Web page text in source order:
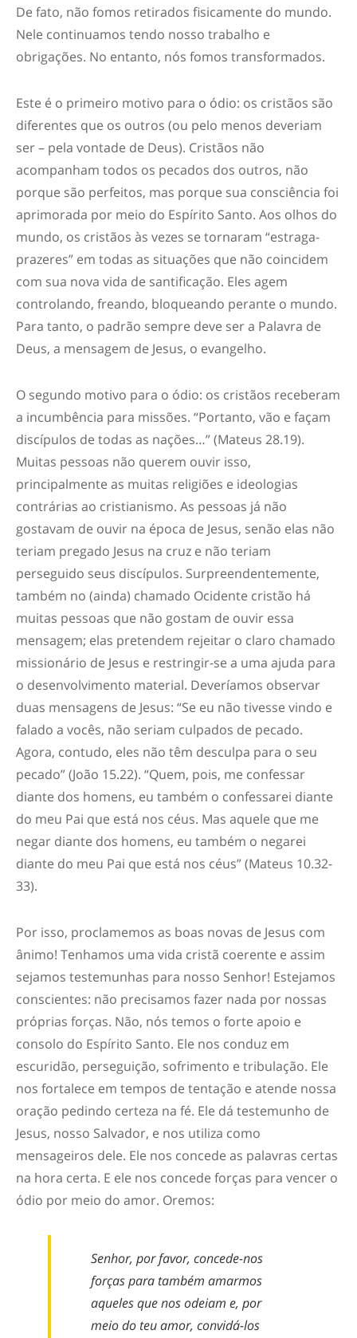
De fato, não fomos retirados fisicamente do mundo.
Nele continuamos tendo nosso trabalho e
obrigações. No entanto, nós fomos transformados.
Este é o primeiro motivo para o ódio: os cristãos são
diferentes que os outros (ou pelo menos deveriam
ser – pela vontade de Deus). Cristãos não
acompanham todos os pecados dos outros, não
porque são perfeitos, mas porque sua consciência foi
aprimorada por meio do Espírito Santo. Aos olhos do
mundo, os cristãos às vezes se tornaram “estraga-
prazeres” em todas as situações que não coincidem
com sua nova vida de santificação. Eles agem
controlando, freando, bloqueando perante o mundo.
Para tanto, o padrão sempre deve ser a Palavra de
Deus, a mensagem de Jesus, o evangelho.
O segundo motivo para o ódio: os cristãos receberam
a incumbência para missões. “Portanto, vão e façam
discípulos de todas as nações…” (Mateus 28.19).
Muitas pessoas não querem ouvir isso,
principalmente as muitas religiões e ideologias
contrárias ao cristianismo. As pessoas já não
gostavam de ouvir na época de Jesus, senão elas não
teriam pregado Jesus na cruz e não teriam
perseguido seus discípulos. Surpreendentemente,
também no (ainda) chamado Ocidente cristão há
muitas pessoas que não gostam de ouvir essa
mensagem; elas pretendem rejeitar o claro chamado
missionário de Jesus e restringir-se a uma ajuda para
o desenvolvimento material. Deveríamos observar
duas mensagens de Jesus: “Se eu não tivesse vindo e
falado a vocês, não seriam culpados de pecado.
Agora, contudo, eles não têm desculpa para o seu
pecado” (João 15.22). “Quem, pois, me confessar
diante dos homens, eu também o confessarei diante
do meu Pai que está nos céus. Mas aquele que me
negar diante dos homens, eu também o negarei
diante do meu Pai que está nos céus” (Mateus 10.32-
33).
Por isso, proclamemos as boas novas de Jesus com
ânimo! Tenhamos uma vida cristã coerente e assim
sejamos testemunhas para nosso Senhor! Estejamos
conscientes: não precisamos fazer nada por nossas
próprias forças. Não, nós temos o forte apoio e
consolo do Espírito Santo. Ele nos conduz em
escuridão, perseguição, sofrimento e tribulação. Ele
nos fortalece em tempos de tentação e atende nossa
oração pedindo certeza na fé. Ele dá testemunho de
Jesus, nosso Salvador, e nos utiliza como
mensageiros dele. Ele nos concede as palavras certas
na hora certa. E ele nos concede forças para vencer o
ódio por meio do amor. Oremos:
Senhor, por favor, concede-nos
forças para também amarmos
aqueles que nos odeiam e, por
meio do teu amor, convidá-los